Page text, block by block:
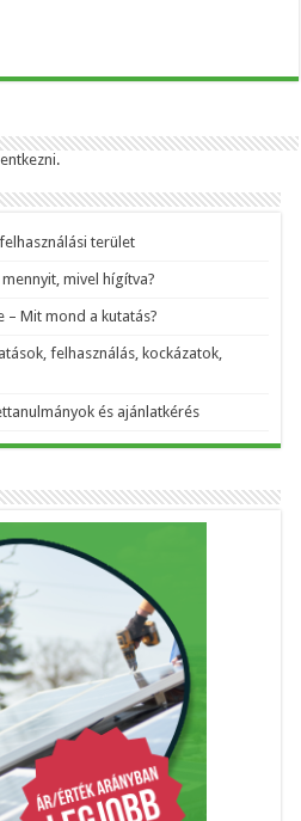
.
terület
mivel hígítva?
– Mit mond a kutatás?
felhasználás, kockázatok,
és ajánlatkérés